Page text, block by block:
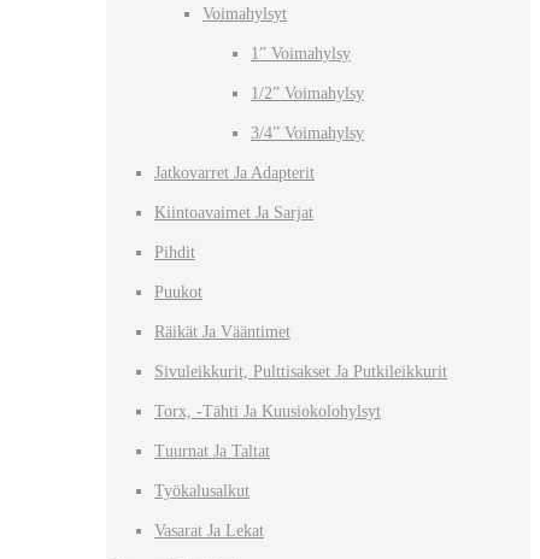
Voimahylsyt
1” Voimahylsy
1/2” Voimahylsy
3/4” Voimahylsy
Jatkovarret Ja Adapterit
Kiintoavaimet Ja Sarjat
Pihdit
Puukot
Räikät Ja Vääntimet
Sivuleikkurit, Pulttisakset Ja Putkileikkurit
Torx, -tähti Ja Kuusiokolohylsyt
Tuurnat Ja Taltat
Työkalusalkut
Vasarat Ja Lekat